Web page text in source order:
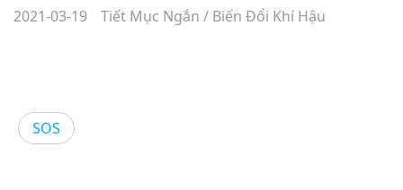
2021-03-19 Tiết Mục Ngắn / Biến Đổi Khí Hậu
SOS